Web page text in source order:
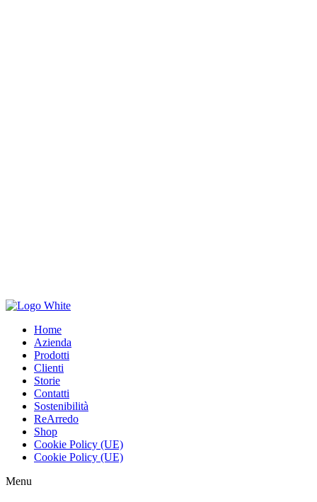
Home
Azienda
Prodotti
Clienti
Storie
Contatti
Sostenibilità
ReArredo
Shop
Cookie Policy (UE)
Cookie Policy (UE)
Menu